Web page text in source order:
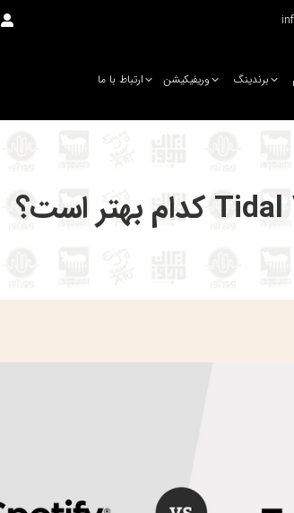
برندینگ وریفیکیشن ارتباط با ما